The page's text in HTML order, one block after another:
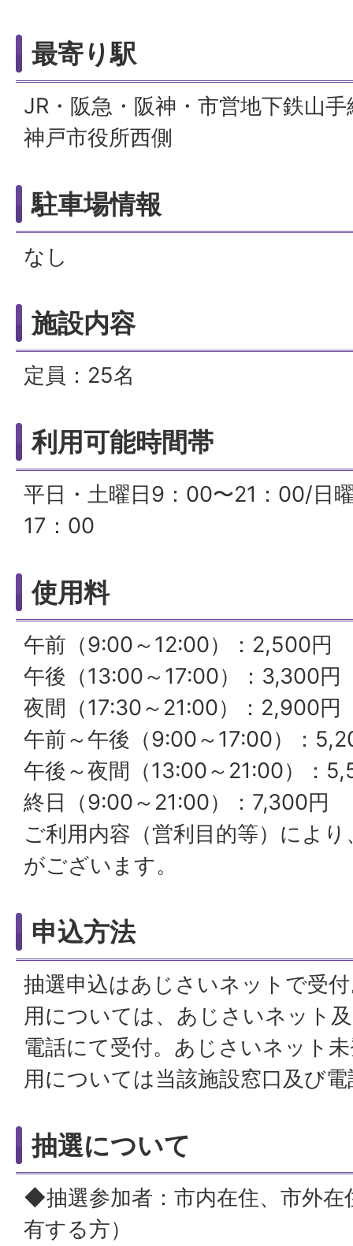
最寄り駅
JR・阪急・阪神・市営地下鉄山
神戸市役所西側
駐車場情報
なし
施設内容
定員：25名
利用可能時間帯
平日・土曜日9：00〜21：00/日
17：00
使用料
午前（9:00～12:00）：2,500円
午後（13:00～17:00）：3,300円
夜間（17:30～21:00）：2,900円
午前～午後（9:00～17:00）：
午後～夜間（13:00～21:00）：
終日（9:00～21:00）：7,300円
ご利用内容（営利目的等）によ
がございます。
申込方法
抽選申込はあじさいネットで受
用については、あじさいネット
電話にて受付。あじさいネット
用については当該施設窓口及び
抽選について
◆抽選参加者：市内在住、市外在
有する方）